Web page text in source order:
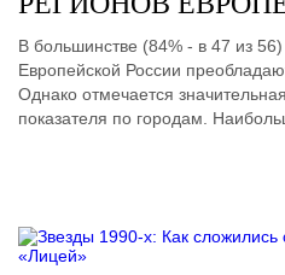
В большинстве (84% - в 47 из
Европейской России
Однако отмечается
показателя по городам.